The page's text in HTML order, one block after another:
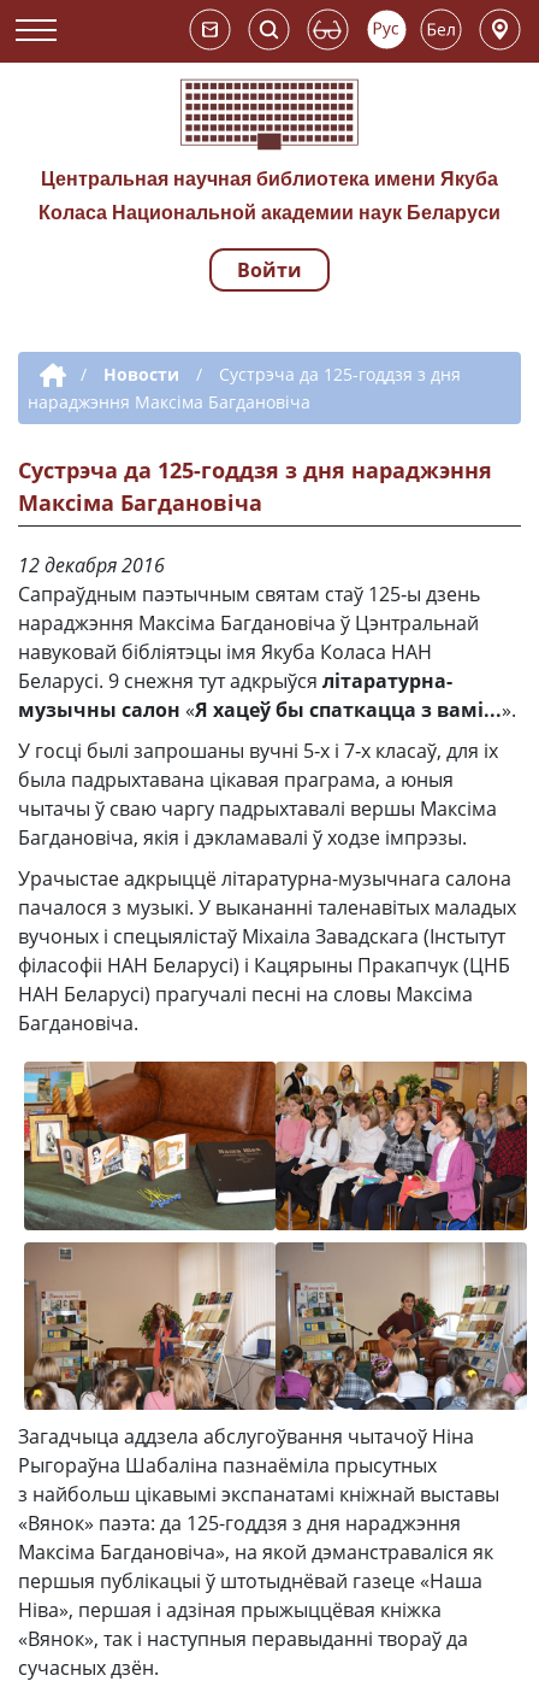
Центральная научная библиотека имени Якуба
Коласа Национальной академии наук Беларуси
Навигация по
Войти
Дополнительная навигация
/ Новости /
Сустрэча да 125-годдзя з дня
нараджэння Максіма Багдановіча
Сустрэча да 125-годдзя з дня нараджэння
Максіма Багдановіча
12 декабря 2016
Сапраўдным паэтычным святам стаў 125‑ы дзень
нараджэння Максіма Багдановіча ў Цэнтральнай
навуковай бібліятэцы імя Якуба Коласа НАН
Беларусі. 9 снежня тут адкрыўся літаратурна-
музычны салон «Я хацеў бы спаткацца з вамі...».
У госці былі запрошаны вучні 5‑х і 7‑х класаў, для іх
была падрыхтавана цікавая праграма, а юныя
чытачы ў сваю чаргу падрыхтавалі вершы Максіма
Багдановіча, якія і дэкламавалі ў ходзе імпрэзы.
Урачыстае адкрыццё літаратурна-музычнага салона
пачалося з музыкі. У выкананні таленавітых маладых
вучоных і спецыялістаў Міхаіла Завадскага (Інстытут
філасофіі НАН Беларусі) і Кацярыны Пракапчук (ЦНБ
НАН Беларусі) прагучалі песні на словы Максіма
Багдановіча.
Загадчыца аддзела абслугоўвання чытачоў Ніна
Рыгораўна Шабаліна пазнаёміла прысутных
з найбольш цікавымі экспанатамі кніжнай выставы
«Вянок» паэта: да 125-годдзя з дня нараджэння
Максіма Багдановіча», на якой дэманстраваліся як
першыя публікацыі ў штотыднёвай газеце «Наша
Ніва», першая і адзіная прыжыццёвая кніжка
«Вянок», так і наступныя перавыданні твораў да
сучасных дзён.